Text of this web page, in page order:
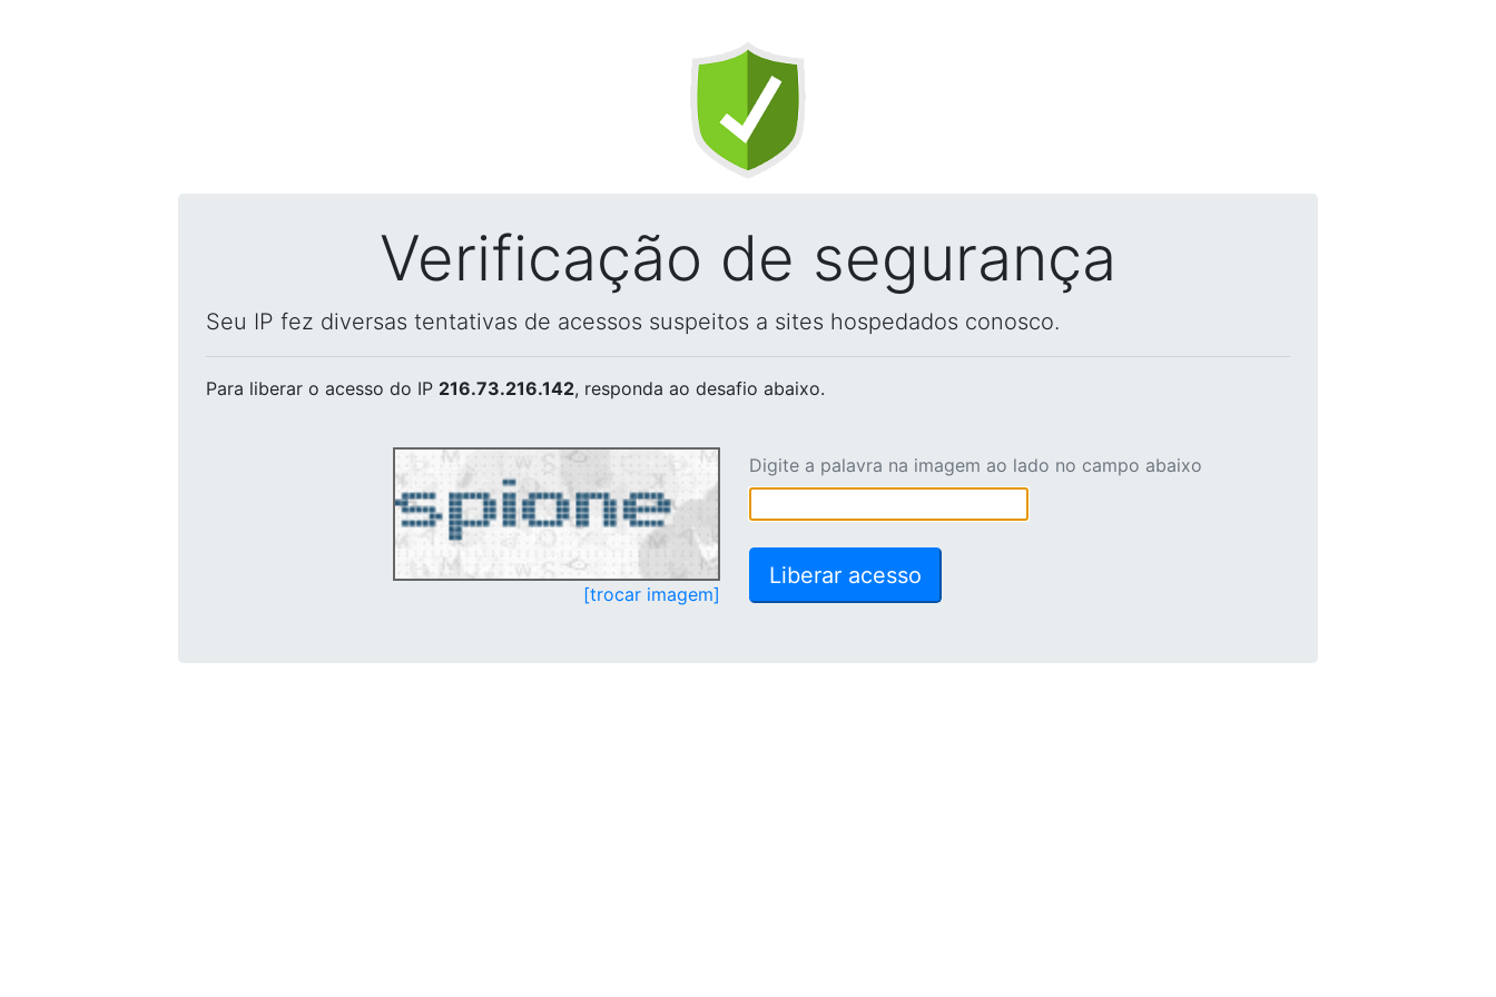
Verificação de segurança
Seu IP fez diversas tentativas de acessos suspeitos a sites hospedados conosco.
Para liberar o acesso do IP 216.73.216.142, responda ao desafio abaixo.
[trocar imagem]
Digite a palavra na imagem ao lado no campo abaixo